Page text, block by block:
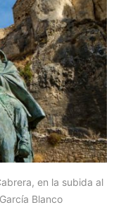
en la subida al
Blanco